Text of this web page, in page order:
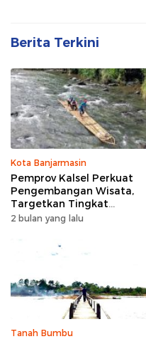
Berita Terkini
Kota Banjarmasin
Pemprov Kalsel Perkuat
Pengembangan Wisata,
Targetkan Tingkat
Kunjungan Naik 5 Persen di
2 bulan yang lalu
Tanah Bumbu